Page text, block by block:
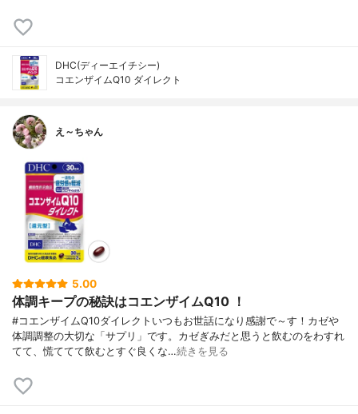
DHC(ディーエイチシー)
コエンザイムQ10 ダイレクト
え～ちゃん
5.00
体調キープの秘訣はコエンザイムQ10 ！
#コエンザイムQ10ダイレクトいつもお世話になり感謝で～す！カゼや
体調調整の大切な「サプリ」です。カゼぎみだと思うと飲むのをわすれ
てて、慌ててて飲むとすぐ良くな…続きを見る